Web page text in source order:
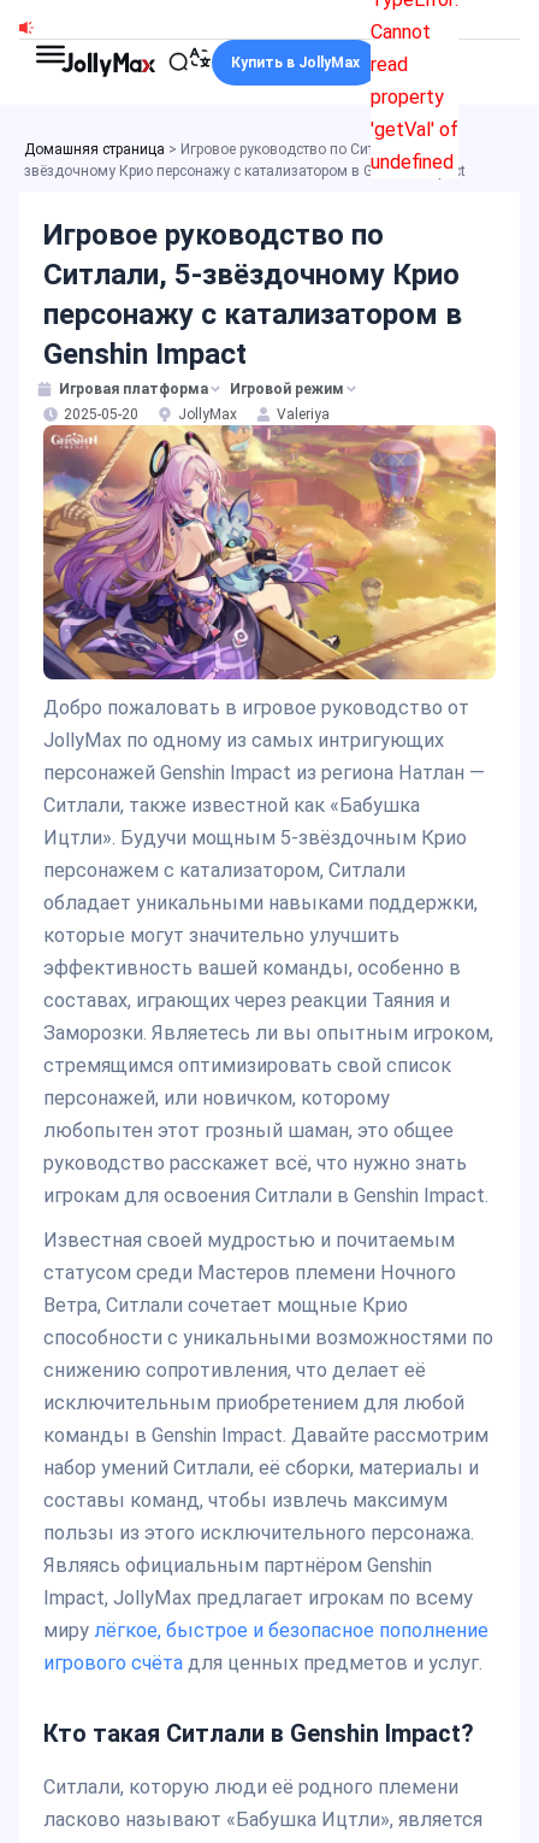
содержимому
Cannot
read
property
'getVal' of
undefined
Купить в JollyMax
Домашняя страница > Игровое руководство по Ситлали, 5-
звёздочному Крио персонажу с катализатором в Genshin Impact
Игровое руководство по
Ситлали, 5-звёздочному Крио
персонажу с катализатором в
Genshin Impact
Игровая платформа
Игровой режим
2025-05-20
JollyMax Valeriya
Добро пожаловать в игровое руководство от
JollyMax по одному из самых интригующих
персонажей Genshin Impact из региона Натлан —
Ситлали, также известной как «Бабушка
Ицтли». Будучи мощным 5-звёздочным Крио
персонажем с катализатором, Ситлали
обладает уникальными навыками поддержки,
которые могут значительно улучшить
эффективность вашей команды, особенно в
составах, играющих через реакции Таяния и
Заморозки. Являетесь ли вы опытным игроком,
стремящимся оптимизировать свой список
персонажей, или новичком, которому
любопытен этот грозный шаман, это общее
руководство расскажет всё, что нужно знать
игрокам для освоения Ситлали в Genshin Impact.
Известная своей мудростью и почитаемым
статусом среди Мастеров племени Ночного
Ветра, Ситлали сочетает мощные Крио
способности с уникальными возможностями по
снижению сопротивления, что делает её
исключительным приобретением для любой
команды в Genshin Impact. Давайте рассмотрим
набор умений Ситлали, её сборки, материалы и
составы команд, чтобы извлечь максимум
пользы из этого исключительного персонажа.
Являясь официальным партнёром Genshin
Impact, JollyMax предлагает игрокам по всему
миру лёгкое, быстрое и безопасное пополнение
игрового счёта для ценных предметов и услуг.
Кто такая Ситлали в Genshin Impact?
Ситлали, которую люди её родного племени
ласково называют «Бабушка Ицтли», является